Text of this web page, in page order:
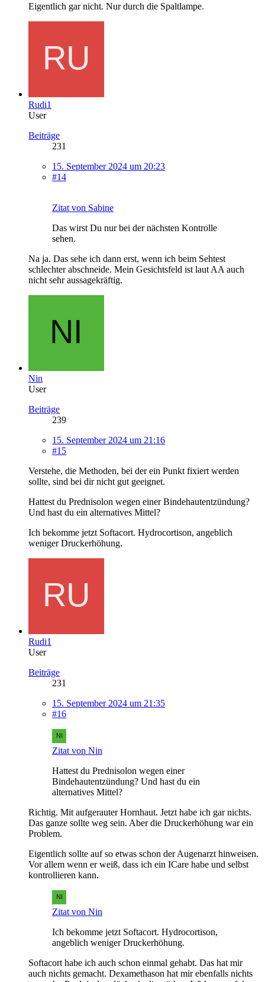
Eigentlich gar nicht. Nur durch die Spaltlampe.
Rudi1
User
Beiträge
231
15. September 2024 um 20:23
#14
Zitat von Sabine
Das wirst Du nur bei der nächsten Kontrolle
sehen.
Na ja. Das sehe ich dann erst, wenn ich beim Sehtest
schlechter abschneide. Mein Gesichtsfeld ist laut AA auch
nicht sehr aussagekräftig.
Nin
User
Beiträge
239
15. September 2024 um 21:16
#15
Verstehe, die Methoden, bei der ein Punkt fixiert werden
sollte, sind bei dir nicht gut geeignet.
Hattest du Prednisolon wegen einer Bindehautentzündung?
Und hast du ein alternatives Mittel?
Ich bekomme jetzt Softacort. Hydrocortison, angeblich
weniger Druckerhöhung.
Rudi1
User
Beiträge
231
15. September 2024 um 21:35
#16
Zitat von Nin
Hattest du Prednisolon wegen einer
Bindehautentzündung? Und hast du ein
alternatives Mittel?
Richtig. Mit aufgerauter Hornhaut. Jetzt habe ich gar nichts.
Das ganze sollte weg sein. Aber die Druckerhöhung war ein
Problem.
Eigentlich sollte auf so etwas schon der Augenarzt hinweisen.
Vor allem wenn er weiß, dass ich ein ICare habe und selbst
kontrollieren kann.
Zitat von Nin
Ich bekomme jetzt Softacort. Hydrocortison,
angeblich weniger Druckerhöhung.
Softacort habe ich auch schon einmal gehabt. Das hat mir
auch nichts gemacht. Dexamethason hat mir ebenfalls nichts